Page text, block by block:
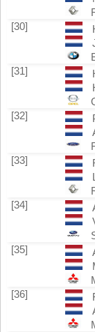
[30]
[31]
[32]
[33]
[34]
[35]
[36]